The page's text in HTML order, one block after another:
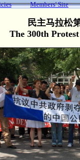
Members' Site
民主马拉松
The 300th